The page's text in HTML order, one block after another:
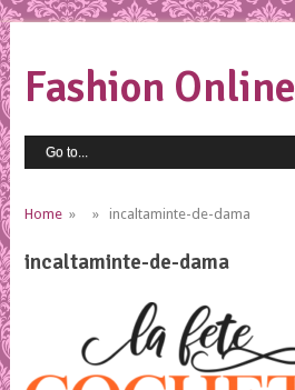
Fashion Online
Home» » incaltaminte-de-dama
incaltaminte-de-dama